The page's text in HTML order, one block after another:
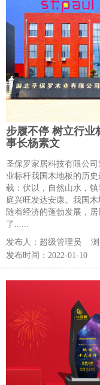
步履不停 树立行
事长杨素文
圣保罗家居科技有限公
业标杆我国木地板的历
载：伏以，自然山水，
庭兴旺发达安康。我国
随着经济的蓬勃发展，
了......
发布人： 超级管理员 浏
发布时间： 2022-01-10